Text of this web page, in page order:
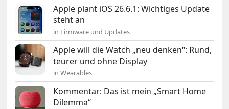
Apple plant iOS 26.6.1: Wichtiges Update
steht an
in Firmware und Updates
Apple will die Watch „neu denken“: Rund,
teurer und ohne Display
in Wearables
Kommentar: Das ist mein „Smart Home
Dilemma“